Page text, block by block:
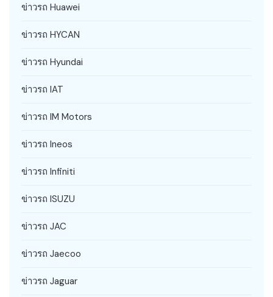
ข่าวรถ Huawei
ข่าวรถ HYCAN
ข่าวรถ Hyundai
ข่าวรถ IAT
ข่าวรถ IM Motors
ข่าวรถ Ineos
ข่าวรถ Infiniti
ข่าวรถ ISUZU
ข่าวรถ JAC
ข่าวรถ Jaecoo
ข่าวรถ Jaguar